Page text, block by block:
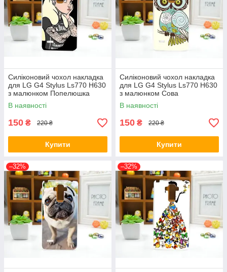
Силіконовий чохол накладка
для LG G4 Stylus Ls770 H630
з малюнком Попелюшка
В наявності
150 ₴ 220 ₴
Купити
Силіконовий чохол накладка
для LG G4 Stylus Ls770 H630
з малюнком Сова
В наявності
150 ₴ 220 ₴
Купити
–32% –32%